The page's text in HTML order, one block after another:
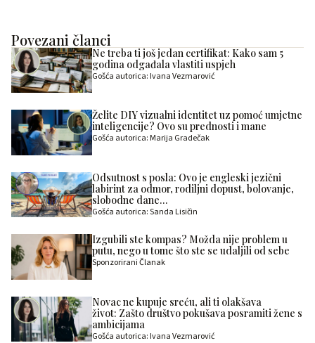
Povezani članci
Ne treba ti još jedan certifikat: Kako sam 5
godina odgađala vlastiti uspjeh
Gošća autorica: Ivana Vezmarović
Želite DIY vizualni identitet uz pomoć umjetne
inteligencije? Ovo su prednosti i mane
Gošća autorica: Marija Gradečak
Odsutnost s posla: Ovo je engleski jezični
labirint za odmor, rodiljni dopust, bolovanje,
slobodne dane…
Gošća autorica: Sanda Lisičin
Izgubili ste kompas? Možda nije problem u
putu, nego u tome što ste se udaljili od sebe
Sponzorirani Članak
Novac ne kupuje sreću, ali ti olakšava
život: Zašto društvo pokušava posramiti žene s
ambicijama
Gošća autorica: Ivana Vezmarović